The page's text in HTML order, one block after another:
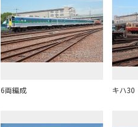
6両編成 キハ30